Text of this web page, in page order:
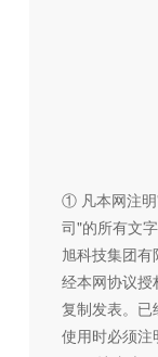
① 凡本网注明
司"的所有文
旭科技集团
经本网协议
复制发表。已
使用时必须注